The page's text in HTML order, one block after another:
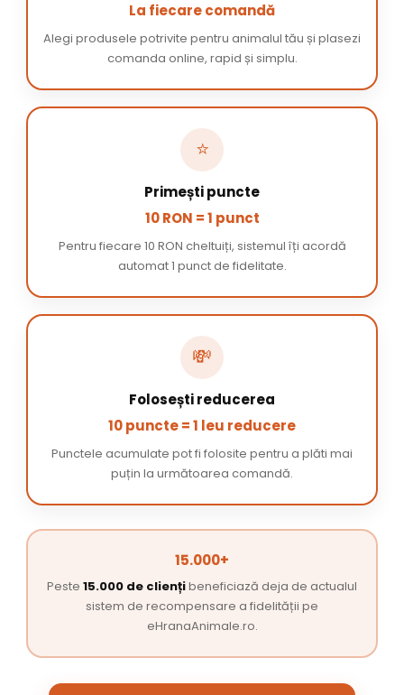
La fiecare comandă
Alegi produsele potrivite pentru animalul tău și plasezi
comanda online, rapid și simplu.
⭐
Primești puncte
10 RON = 1 punct
Pentru fiecare 10 RON cheltuiți, sistemul îți acordă
automat 1 punct de fidelitate.
💸
Folosești reducerea
10 puncte = 1 leu reducere
Punctele acumulate pot fi folosite pentru a plăti mai
puțin la următoarea comandă.
15.000+
Peste 15.000 de cliențibeneficiază deja de actualul
sistem de recompensare a fidelității pe
eHranaAnimale.ro.